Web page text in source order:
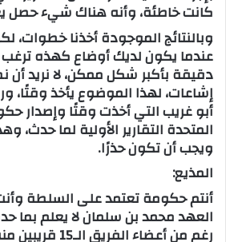
كانت خاطئة، وأنه هناك شيء حصل
وبالنتائج الموجودة أخذنا خطوات،
عندما يكون لديك أوضاع كهذه
دقيقة بأكبر شكل ممكن، لا نريد أن
إشاعات، لهذا الموضوع يأخذ وقتًا،
أبو غريب التي أخذت وقتًا وإصدار
المتحدة التقارير الأولية لما حدث،
ويجب أن تكون حذرًا.
المذيع:
أنتم حكومة تعتمد على السلطة
العهد محمد بن سلمان لا يعلم بما
رغم من أعضاء الفريق الـ15 قريبين منه؟